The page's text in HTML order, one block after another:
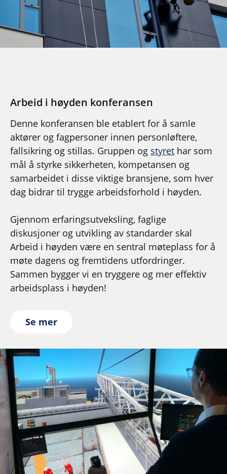
Arbeid i høyden konferansen
Denne konferansen ble etablert for å samle
aktører og fagpersoner innen personløftere,
fallsikring og stillas. Gruppen og styret har som
mål å styrke sikkerheten, kompetansen og
samarbeidet i disse viktige bransjene, som hver
dag bidrar til trygge arbeidsforhold i høyden.
Gjennom erfaringsutveksling, faglige
diskusjoner og utvikling av standarder skal
Arbeid i høyden være en sentral møteplass for å
møte dagens og fremtidens utfordringer.
Sammen bygger vi en tryggere og mer effektiv
arbeidsplass i høyden!
Se mer